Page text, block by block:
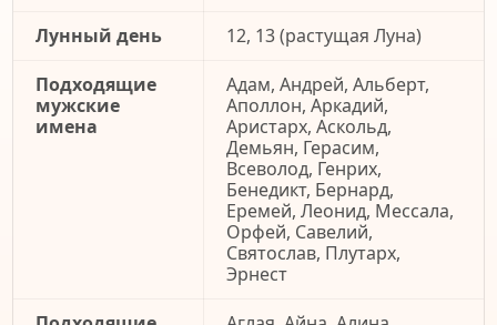
Лунный день
12, 13 (растущая Луна)
Подходящие
мужские
имена
Адам, Андрей, Альберт,
Аполлон, Аркадий,
Аристарх, Аскольд,
Демьян, Герасим,
Всеволод, Генрих,
Бенедикт, Бернард,
Еремей, Леонид, Мессала,
Орфей, Савелий,
Святослав, Плутарх,
Эрнест